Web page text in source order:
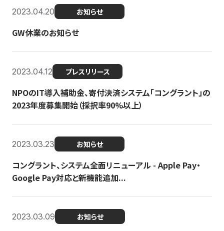
2023.04.20 お知らせ
GW休業のお知らせ
2023.04.12 プレスリリース
NPOのIT導入補助金、寄付決済システム「コングラント」の
2023年度募集開始（採択率90%以上）
2023.03.23 お知らせ
コングラント、システム全面リニューアル - Apple Pay・
Google Pay対応と新機能追加...
2023.03.09 お知らせ